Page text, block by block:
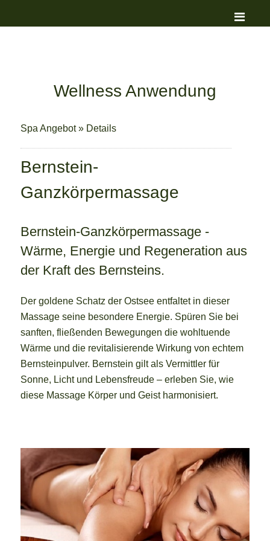
Wellness Anwendung
Spa Angebot» Details
Bernstein-
Ganzkörpermassage
Bernstein-Ganzkörpermassage -
Wärme, Energie und Regeneration aus
der Kraft des Bernsteins.
Der goldene Schatz der Ostsee entfaltet in dieser
Massage seine besondere Energie. Spüren Sie bei
sanften, fließenden Bewegungen die wohltuende
Wärme und die revitalisierende Wirkung von echtem
Bernsteinpulver. Bernstein gilt als Vermittler für
Sonne, Licht und Lebensfreude – erleben Sie, wie
diese Massage Körper und Geist harmonisiert.